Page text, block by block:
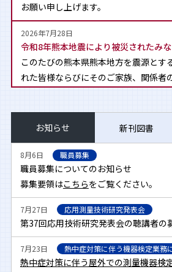
お願い申し上げます。
2026年7月28日
令和8年熊本地震により被災されたみ
このたびの熊本県熊本地方を震源とす
れた皆様ならびにそのご家族、関係者
申し上げます。
2025年5月9日
全国の標高成果の改定における公共測
令和7年4月の標高改定に伴う公共測量
詳細はこちらをご覧ください。
2025年3月18日
令和7年4月1日に全国の標高値が改定
皆様の事業に影響を及ぼす可能性がご
お知らせ 新刊図書
8月6日 職員募集
職員募集についてのお知らせ
募集要領はこちらをご覧ください。
7月27日 応用測量技術研究発表会
第37回応用技術研究発表会の聴講者の
7月23日 熱中症対策に伴う機器検定業務
熱中症対策に伴う屋外での測量機器検